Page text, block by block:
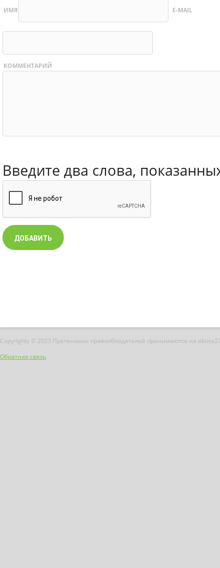
ИМЯ E-MAIL
КОММЕНТАРИЙ
Введите два слова,
Copyrights © 2023 Претензиии правообладателей принимаются на
Обратная связь